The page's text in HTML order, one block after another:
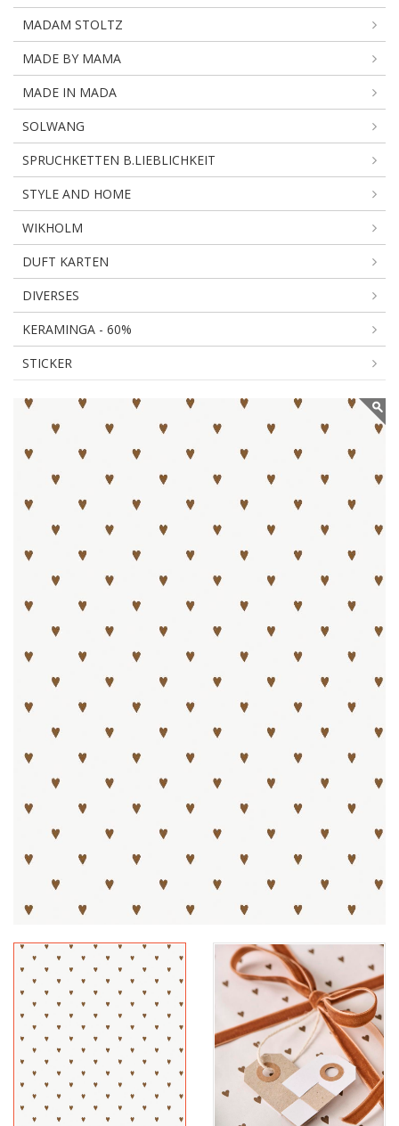
MADAM STOLTZ
MADE BY MAMA
MADE IN MADA
SOLWANG
SPRUCHKETTEN B.LIEBLICHKEIT
STYLE AND HOME
WIKHOLM
DUFT KARTEN
DIVERSES
KERAMINGA - 60%
STICKER